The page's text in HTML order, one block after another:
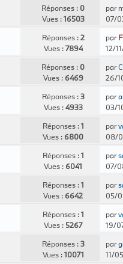
Réponses : 0
Vues :16503
par
07/
Réponses :2
Vues :7894
par
12/
Réponses : 0
Vues : 6469
par
26/
Réponses :3
Vues :4933
par
03/
Réponses :1
Vues : 6800
par
08/
Réponses :1
Vues : 6041
par
07/
Réponses :1
Vues : 6642
par
05/
Réponses :1
Vues : 5267
par
19/
Réponses :3
Vues :10071
par
11/